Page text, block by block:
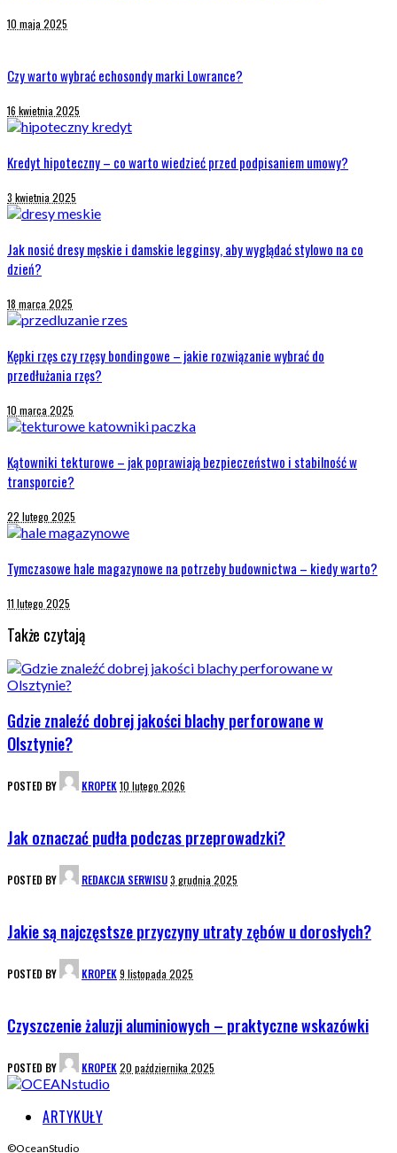
10 maja 2025
Czy warto wybrać echosondy marki Lowrance?
16 kwietnia 2025
Kredyt hipoteczny – co warto wiedzieć przed podpisaniem umowy?
3 kwietnia 2025
Jak nosić dresy męskie i damskie legginsy, aby wyglądać stylowo na co
dzień?
18 marca 2025
Kępki rzęs czy rzęsy bondingowe – jakie rozwiązanie wybrać do
przedłużania rzęs?
10 marca 2025
Kątowniki tekturowe – jak poprawiają bezpieczeństwo i stabilność w
transporcie?
22 lutego 2025
Tymczasowe hale magazynowe na potrzeby budownictwa – kiedy warto?
11 lutego 2025
Także czytają
Gdzie znaleźć dobrej jakości blachy perforowane w
Olsztynie?
POSTED BY KROPEK10 lutego 2026
Jak oznaczać pudła podczas przeprowadzki?
POSTED BY REDAKCJA SERWISU3 grudnia 2025
Jakie są najczęstsze przyczyny utraty zębów u dorosłych?
POSTED BY KROPEK9 listopada 2025
Czyszczenie żaluzji aluminiowych – praktyczne wskazówki
POSTED BY KROPEK20 października 2025
ARTYKUŁY
©OceanStudio